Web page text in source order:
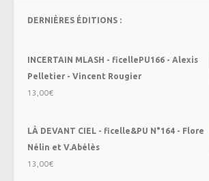
DERNIÈRES ÉDITIONS :
INCERTAIN MLASH - ficellePU166 - Alexis
Pelletier - Vincent Rougier
13,00€
LÀ DEVANT CIEL - ficelle&PU N°164 - Flore
Nélin et V.Abélès
13,00€